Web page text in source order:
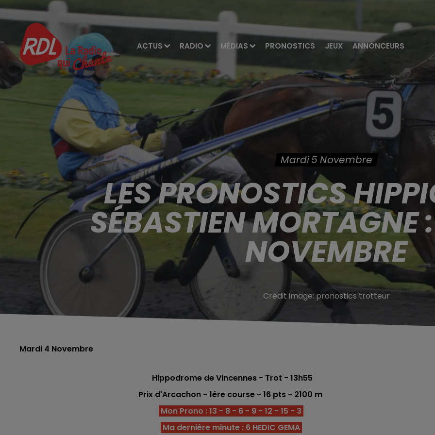
ACTUS RADIO MÉDIAS PRONOSTICS JEUX ANNONCEURS
Mardi 5 Novembre
LES PRONOSTICS
SÉBASTIEN MORTAGNE
NOVEMBRE
Crédit image: pronostics trotteur
Mardi 4 Novembre
Hippodrome de Vincennes - Trot - 13h55
Prix d'Arcachon - 1ére course - 16 pts - 2100 m
Mon Prono : 13 - 8 - 6 - 9 - 12 - 15 - 3
Ma dernière minute : 6 HEDIC GEMA